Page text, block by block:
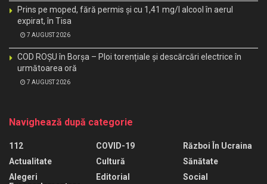
Prins pe moped, fără permis și cu 1,41 mg/l alcool în aerul
expirat, în Tisa
7 AUGUST 2026
COD ROȘU în Borșa – Ploi torențiale și descărcări electrice în
următoarea oră
7 AUGUST 2026
Navighează după categorie
112
Actualitate
Alegeri
COVID-19
Cultură
Editorial
Război În Ucraina
Sănătate
Social